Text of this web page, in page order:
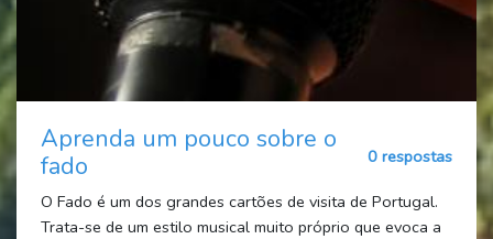
Aprenda um pouco sobre o
fado
0 respostas
O Fado é um dos grandes cartões de visita de Portugal.
Trata-se de um estilo musical muito próprio que evoca a